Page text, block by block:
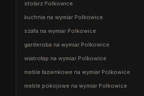
stolarz Polkowice
kuchnia na wymiar Polkowice
szafa na wymiar Polkowice
garderoba na wymiar Polkowice
wiatrołap na wymiar Polkowice
meble łazienkowe na wymiar Polkowice
meble pokojowe na wymiar Polkowice